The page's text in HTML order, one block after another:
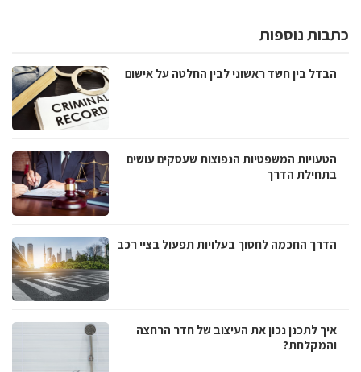
כתבות נוספות
הבדל בין חשד ראשוני לבין החלטה על אישום
הטעויות המשפטיות הנפוצות שעסקים עושים
בתחילת הדרך
הדרך החכמה לחסוך בעלויות תפעול בציי רכב
איך לתכנן נכון את העיצוב של חדר הרחצה
והמקלחת?